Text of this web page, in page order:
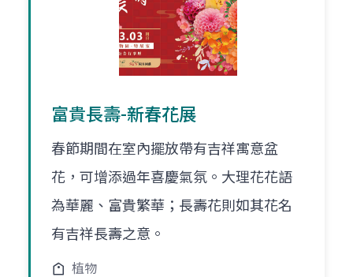
富貴長壽-新春花展
春節期間在室內擺放帶有吉祥寓意盆
花，可增添過年喜慶氣氛。大理花花語
為華麗、富貴繁華；長壽花則如其花名
有吉祥長壽之意。
植物